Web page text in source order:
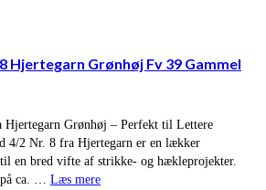
Hjertegarn Grønhøj Fv 39 Gammel
Grønhøj – Perfekt til Lettere
4/2 Nr. 8 fra Hjertegarn er en lækker
en bred vifte af strikke- og hækleprojekter.
ca. … Læs mere